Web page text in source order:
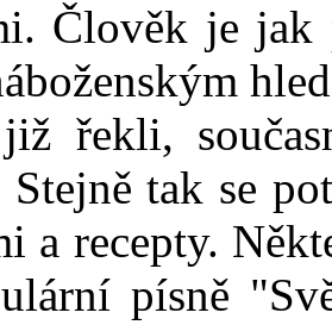
Člověk je
řekli,
Stejně tak se
a recepty.
písně